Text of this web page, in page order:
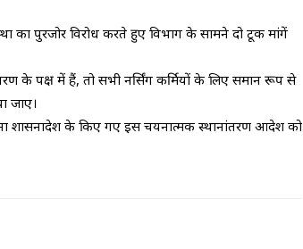
का पुरजोर विरोध करते हुए विभाग के सामने दो टूक मांगें
के पक्ष में हैं, तो सभी नर्सिंग कर्मियों के लिए समान रूप से
जाए।
शासनादेश के किए गए इस चयनात्मक स्थानांतरण आदेश को